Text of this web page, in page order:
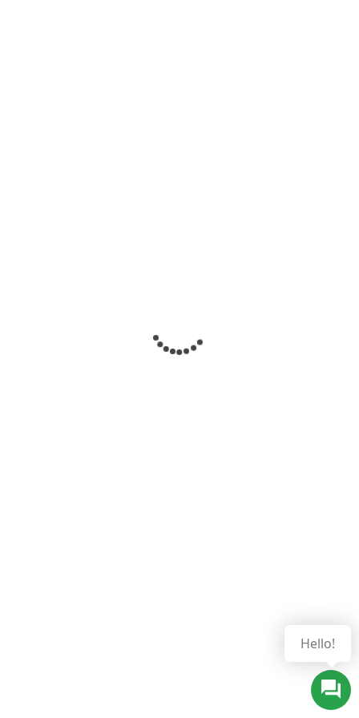
Hello!